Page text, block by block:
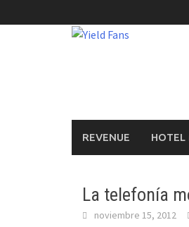
al
REVENUE HOTEL
La telefonía
noviembre 15, 2012